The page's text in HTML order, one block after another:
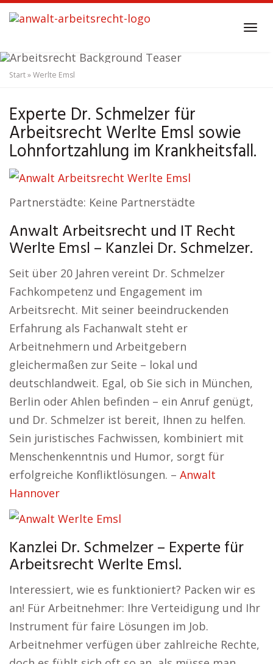
Skip
to
content
Start»Werlte Emsl
Experte Dr. Schmelzer für
Arbeitsrecht Werlte Emsl sowie
Lohnfortzahlung im Krankheitsfall.
Partnerstädte: Keine Partnerstädte
Anwalt Arbeitsrecht und IT Recht
Werlte Emsl – Kanzlei Dr. Schmelzer.
Seit über 20 Jahren vereint Dr. Schmelzer
Fachkompetenz und Engagement im
Arbeitsrecht. Mit seiner beeindruckenden
Erfahrung als Fachanwalt steht er
Arbeitnehmern und Arbeitgebern
gleichermaßen zur Seite – lokal und
deutschlandweit. Egal, ob Sie sich in München,
Berlin oder Ahlen befinden – ein Anruf genügt,
und Dr. Schmelzer ist bereit, Ihnen zu helfen.
Sein juristisches Fachwissen, kombiniert mit
Menschenkenntnis und Humor, sorgt für
erfolgreiche Konfliktlösungen. – Anwalt
Hannover
Kanzlei Dr. Schmelzer – Experte für
Arbeitsrecht Werlte Emsl.
Interessiert, wie es funktioniert? Packen wir es
an! Für Arbeitnehmer: Ihre Verteidigung und Ihr
Instrument für faire Lösungen im Job.
Arbeitnehmer verfügen über zahlreiche Rechte,